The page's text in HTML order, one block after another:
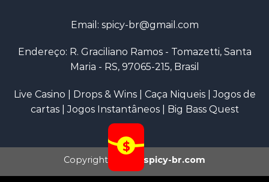
Email: spicy-br@gmail.com
Endereço: R. Graciliano Ramos - Tomazetti, Santa
Maria - RS, 97065-215, Brasil
Live Casino Drops & Wins| Caça Niqueis|Jogos de
cartas|Jogos Instantâneos| Big Bass Quest
Copyright 2026 © spicy-br.com